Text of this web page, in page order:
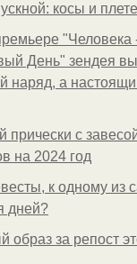
косы и
"Человека
День" зендея
наряд, а
прически с
на 2024 год
к одному из
дней?
за репост